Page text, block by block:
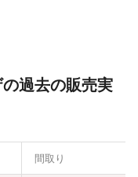
過去の販売実
間取り